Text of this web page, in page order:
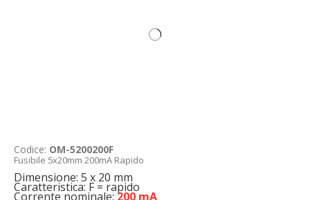
Codice: OM-5200200F
Fusibile 5x20mm 200mA Rapido
Dimensione: 5 x 20 mm
Caratteristica: F = rapido
Corrente nominale: 200 mA